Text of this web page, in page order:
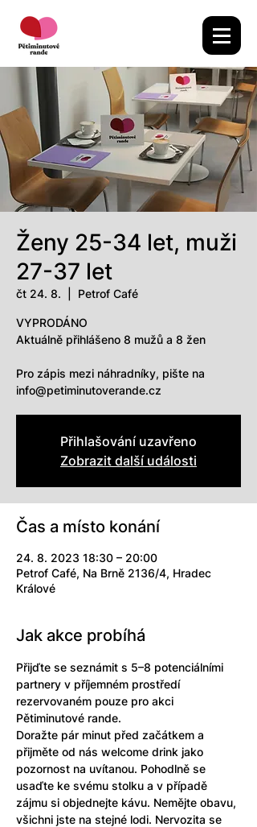
Ženy 25-34 let, muži
27-37 let
čt 24. 8. Petrof Café
VYPRODÁNO
Aktuálně přihlášeno 8 mužů a 8 žen
Pro zápis mezi náhradníky, pište na
info@petiminutoverande.cz
Přihlašování uzavřeno
Zobrazit další události
Čas a místo konání
24. 8. 2023 18:30 – 20:00
Petrof Café, Na Brně 2136/4, Hradec
Králové
Jak akce probíhá
Přijďte se seznámit s 5–8 potenciálními
partnery v příjemném prostředí
rezervovaném pouze pro akci
Pětiminutové rande.
Doražte pár minut před začátkem a
přijměte od nás welcome drink jako
pozornost na uvítanou. Pohodlně se
usaďte ke svému stolku a v případě
zájmu si objednejte kávu. Nemějte obavu,
všichni jste na stejné lodi. Nervozita se